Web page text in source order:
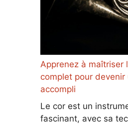
Apprenez à maîtriser
complet pour devenir
accompli
Le cor est un
fascinant, avec sa